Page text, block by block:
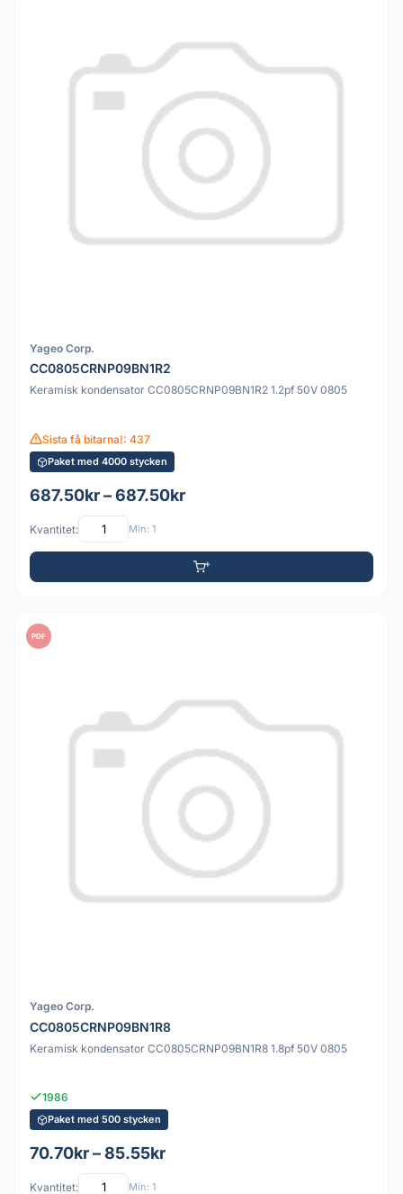
Yageo Corp.
CC0805CRNP09BN1R2
Keramisk kondensator CC0805CRNP09BN1R2 1.2pf 50V 0805
Sista få bitarna!: 437
Paket med 4000 stycken
687.50kr – 687.50kr
Kvantitet: Min: 1
PDF
Yageo Corp.
CC0805CRNP09BN1R8
Keramisk kondensator CC0805CRNP09BN1R8 1.8pf 50V 0805
1986
Paket med 500 stycken
70.70kr – 85.55kr
Kvantitet: Min: 1